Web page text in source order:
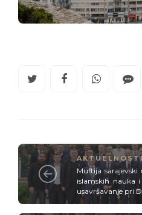
Muftija
islamskih nauka
usavršavanje pri